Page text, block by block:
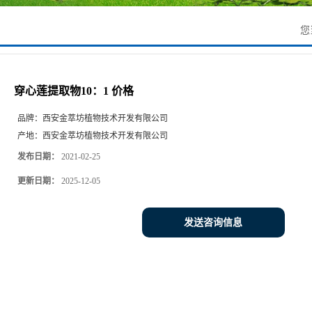
您
穿心莲提取物10：1 价格
品牌： 西安金萃坊植物技术开发有限公司
产地： 西安金萃坊植物技术开发有限公司
发布日期： 2021-02-25
更新日期： 2025-12-05
发送咨询信息